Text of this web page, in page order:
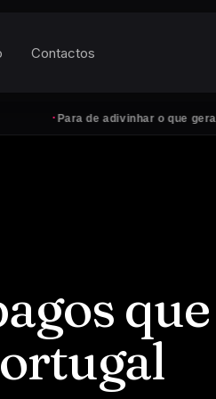
Para de adivinhar o que gera pedidos
Contactos
que